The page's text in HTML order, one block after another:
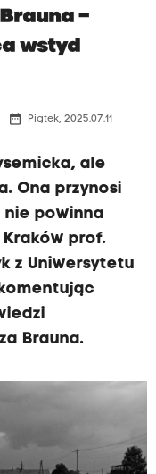
–
wstyd
date_range Piątek, 2025.07.11
ale
Ona przynosi
nie powinna
Kraków prof.
z Uniwersytetu
Brauna.